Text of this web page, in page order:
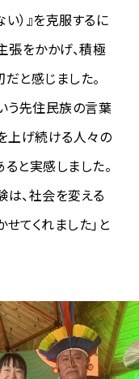
）』を克服するに
張をかかげ、積極
と感じました。
う先住民族の言葉
上げ続ける人々の
と実感しました。
、社会を変える
てくれました」と